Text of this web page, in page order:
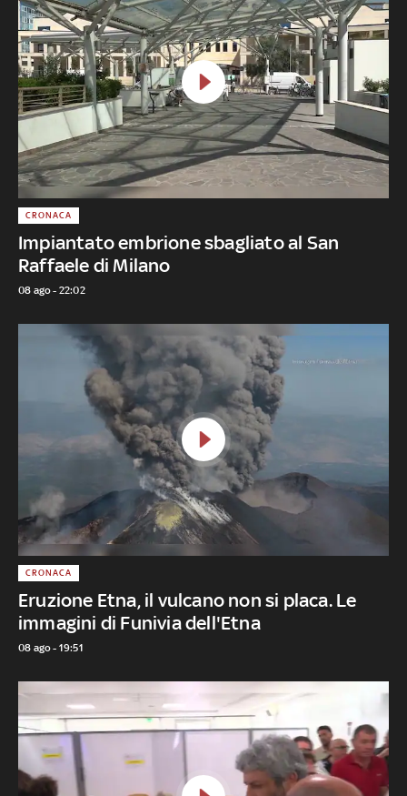
Impiantato embrione sbagliato al San
Raffaele di Milano
CRONACA
08 ago - 22:02
Eruzione Etna, il vulcano non si placa. Le
immagini di Funivia dell'Etna
CRONACA
08 ago - 19:51